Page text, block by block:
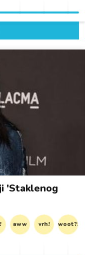
'Staklenog
aww vrh! woot?!